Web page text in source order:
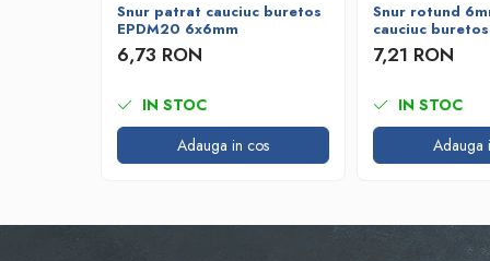
Snur patrat cauciuc buretos
EPDM20 6x6mm
6,73 RON
IN STOC
Adauga in cos
Snur rotund
cauciuc
7,21 RON
IN STOC
Adauga